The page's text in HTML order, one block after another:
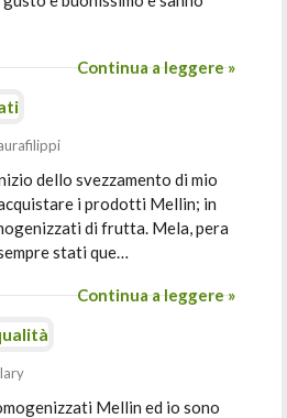
Continua a leggere »
dello svezzamento di mio
i prodotti Mellin; in
di frutta. Mela, pera
stati que…
Continua a leggere »
Mellin ed io sono